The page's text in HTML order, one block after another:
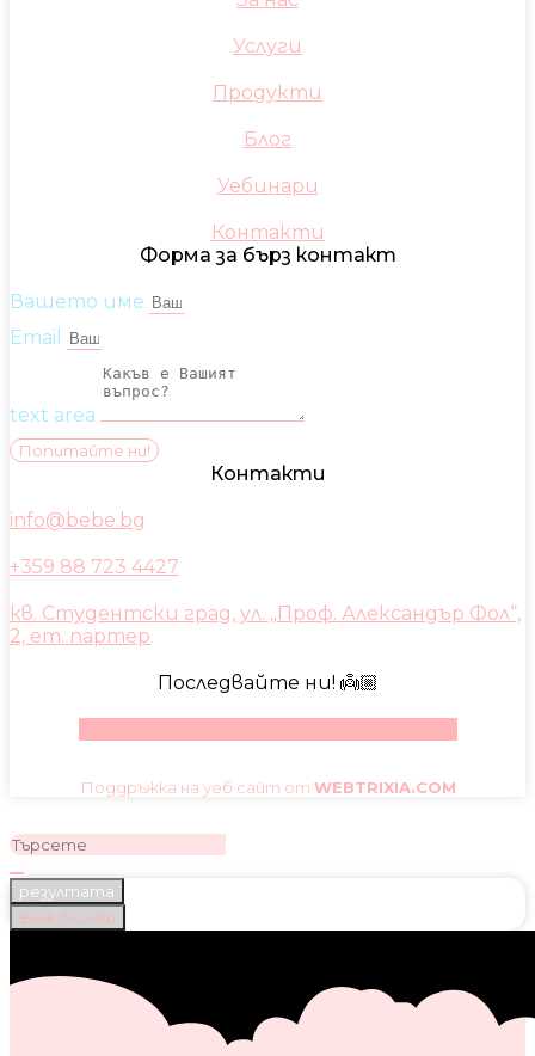
Услуги
Продукти
Блог
Уебинари
Контакти
Форма за бърз контакт
Вашето име
Email
text area
Попитайте ни!
Контакти
info@bebe.bg
+359 88 723 4427
кв. Студентски град, ул. „Проф. Александър Фол“,
2, ет. партер
Последвайте ни! 👼🏼
Поддръжка на уеб сайт от WEBTRIXIA.COM
резултата
Виж всички